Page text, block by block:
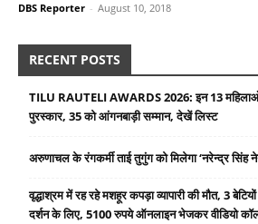
DBS Reporter - August 10, 2018
RECENT POSTS
TILU RAUTELI AWARDS 2026: इन 13 महिलाओं
पुरस्कार, 35 को आंगनबाड़ी सम्मान, देखें लिस्ट
अरुणाचल के रंगकर्मी ताई तुगुंग को मिलेगा ‘नरेन्द्र सिंह
वृद्धाश्रम में रह रहे मशहूर कपड़ा व्यापारी की मौत, 3
दर्शन के लिए, 5100 रुपये ऑनलाइन भेजकर वीडियो